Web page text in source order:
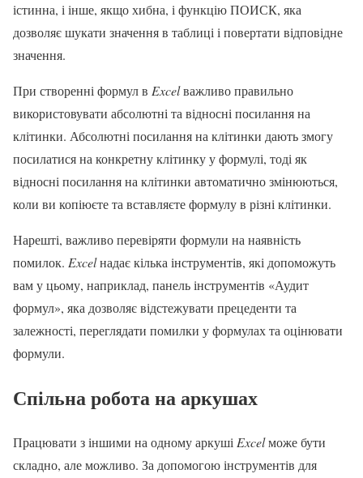
істинна, і інше, якщо хибна, і функцію ПОИСК, яка
дозволяє шукати значення в таблиці і повертати відповідне
значення.
При створенні формул в Excelважливо правильно
використовувати абсолютні та відносні посилання на
клітинки. Абсолютні посилання на клітинки дають змогу
посилатися на конкретну клітинку у формулі, тоді як
відносні посилання на клітинки автоматично змінюються,
коли ви копіюєте та вставляєте формулу в різні клітинки.
Нарешті, важливо перевіряти формули на наявність
помилок. Excelнадає кілька інструментів, які допоможуть
вам у цьому, наприклад, панель інструментів «Аудит
формул», яка дозволяє відстежувати прецеденти та
залежності, переглядати помилки у формулах та оцінювати
формули.
Спільна робота на аркушах
Працювати з іншими на одному аркуші Excelможе бути
складно, але можливо. За допомогою інструментів для